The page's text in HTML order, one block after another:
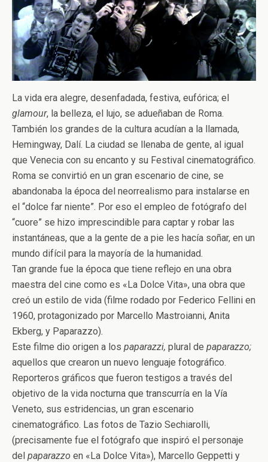
La vida era alegre, desenfadada, festiva, eufórica; el
glamour, la belleza, el lujo, se adueñaban de Roma.
También los grandes de la cultura acudían a la llamada,
Hemingway, Dalí. La ciudad se llenaba de gente, al igual
que Venecia con su encanto y su Festival cinematográfico.
Roma se convirtió en un gran escenario de cine, se
abandonaba la época del neorrealismo para instalarse en
el “dolce far niente”. Por eso el empleo de fotógrafo del
“cuore” se hizo imprescindible para captar y robar las
instantáneas, que a la gente de a pie les hacía soñar, en un
mundo difícil para la mayoría de la humanidad.
Tan grande fue la época que tiene reflejo en una obra
maestra del cine como es «La Dolce Vita», una obra que
creó un estilo de vida (filme rodado por Federico Fellini en
1960, protagonizado por Marcello Mastroianni, Anita
Ekberg, y Paparazzo).
Este filme dio origen a los paparazzi, plural de paparazzo;
aquellos que crearon un nuevo lenguaje fotográfico.
Reporteros gráficos que fueron testigos a través del
objetivo de la vida nocturna que transcurría en la Vía
Veneto, sus estridencias, un gran escenario
cinematográfico. Las fotos de Tazio Sechiarolli,
(precisamente fue el fotógrafo que inspiró el personaje
del paparazzo en «La Dolce Vita»), Marcello Geppetti y